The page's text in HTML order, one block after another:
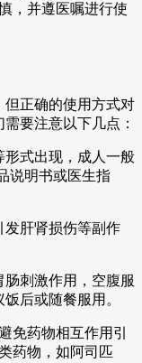
，并遵医嘱进行使
但正确的使用方式对
要注意以下几点：
形式出现，成人一般
说明书或医生指
发肝肾损伤等副作
刺激作用，空腹服
后或随餐服用。
免药物相互作用引
药物，如阿司匹